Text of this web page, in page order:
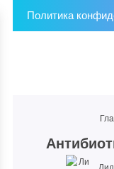
Политика